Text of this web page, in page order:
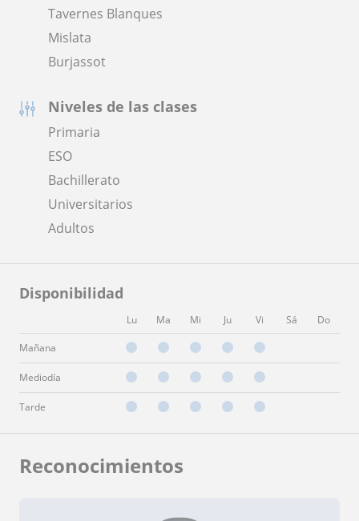
Tavernes Blanques
Mislata
Burjassot
Niveles de las clases
Primaria
ESO
Bachillerato
Universitarios
Adultos
Disponibilidad
Lu Ma Mi Ju Vi Sá Do
Mañana
Mediodía
Tarde
Reconocimientos